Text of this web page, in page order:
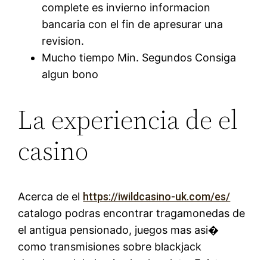
complete es invierno informacion
bancaria con el fin de apresurar una
revision.
Mucho tiempo Min. Segundos Consiga
algun bono
La experiencia de el
casino
Acerca de el https://iwildcasino-uk.com/es/
catalogo podras encontrar tragamonedas de
el antigua pensionado, juegos mas asi�
como transmisiones sobre blackjack